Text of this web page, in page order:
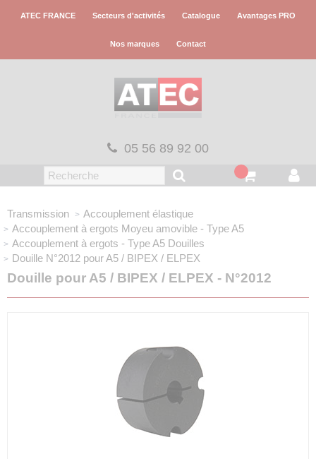
ATEC FRANCE Secteurs d'activités Catalogue Avantages PRO
Nos marques Contact
05 56 89 92 00
Transmission
Accouplement élastique
Accouplement à ergots Moyeu amovible - Type A5
Accouplement à ergots - Type A5 Douilles
Douille N°2012 pour A5 / BIPEX / ELPEX
Douille pour A5 / BIPEX / ELPEX - N°2012